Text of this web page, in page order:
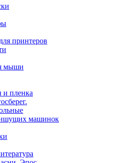
принтеров
мыши
и пленка
машинок